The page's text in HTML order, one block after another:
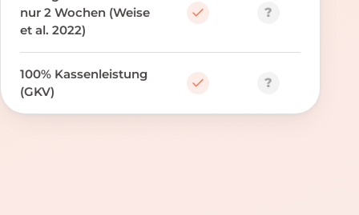
nur 2 Wochen (Weise
et al. 2022)
?
100% Kassenleistung
(GKV)
?